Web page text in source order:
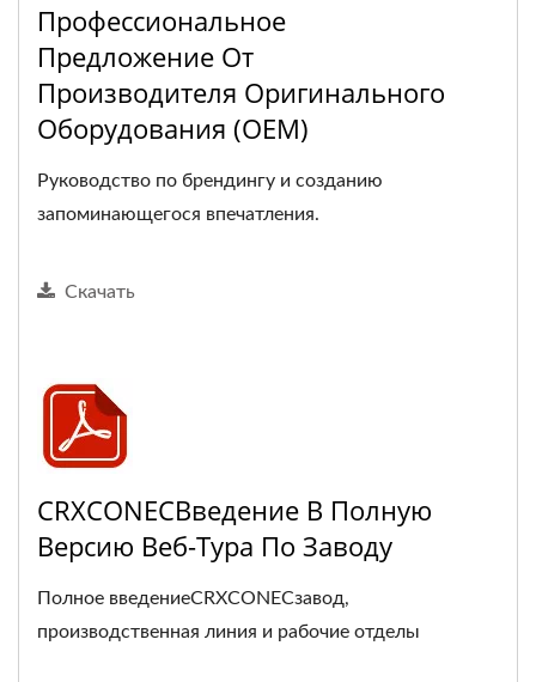
Профессиональное
Предложение От
Производителя Оригинального
Оборудования (OEM)
Руководство по брендингу и созданию
запоминающегося впечатления.
Скачать
CRXCONECВведение В Полную
Версию Веб-Тура По Заводу
Полное введениеCRXCONECзавод,
производственная линия и рабочие отделы